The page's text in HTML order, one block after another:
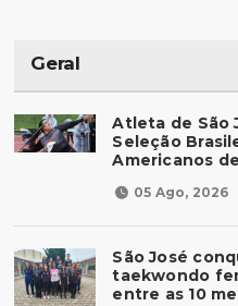
Geral
Atleta de São
Seleção
Americanos
05 Ago, 2026
São José
taekwondo
entre as 10